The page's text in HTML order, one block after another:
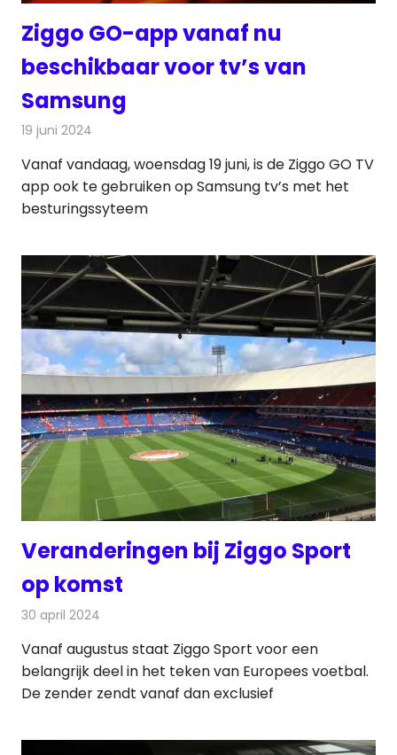
Ziggo GO-app vanaf nu
beschikbaar voor tv’s van
Samsung
19 juni 2024
Vanaf vandaag, woensdag 19 juni, is de Ziggo GO TV
app ook te gebruiken op Samsung tv’s met het
besturingssyteem
Veranderingen bij Ziggo Sport
op komst
30 april 2024
Vanaf augustus staat Ziggo Sport voor een
belangrijk deel in het teken van Europees voetbal.
De zender zendt vanaf dan exclusief